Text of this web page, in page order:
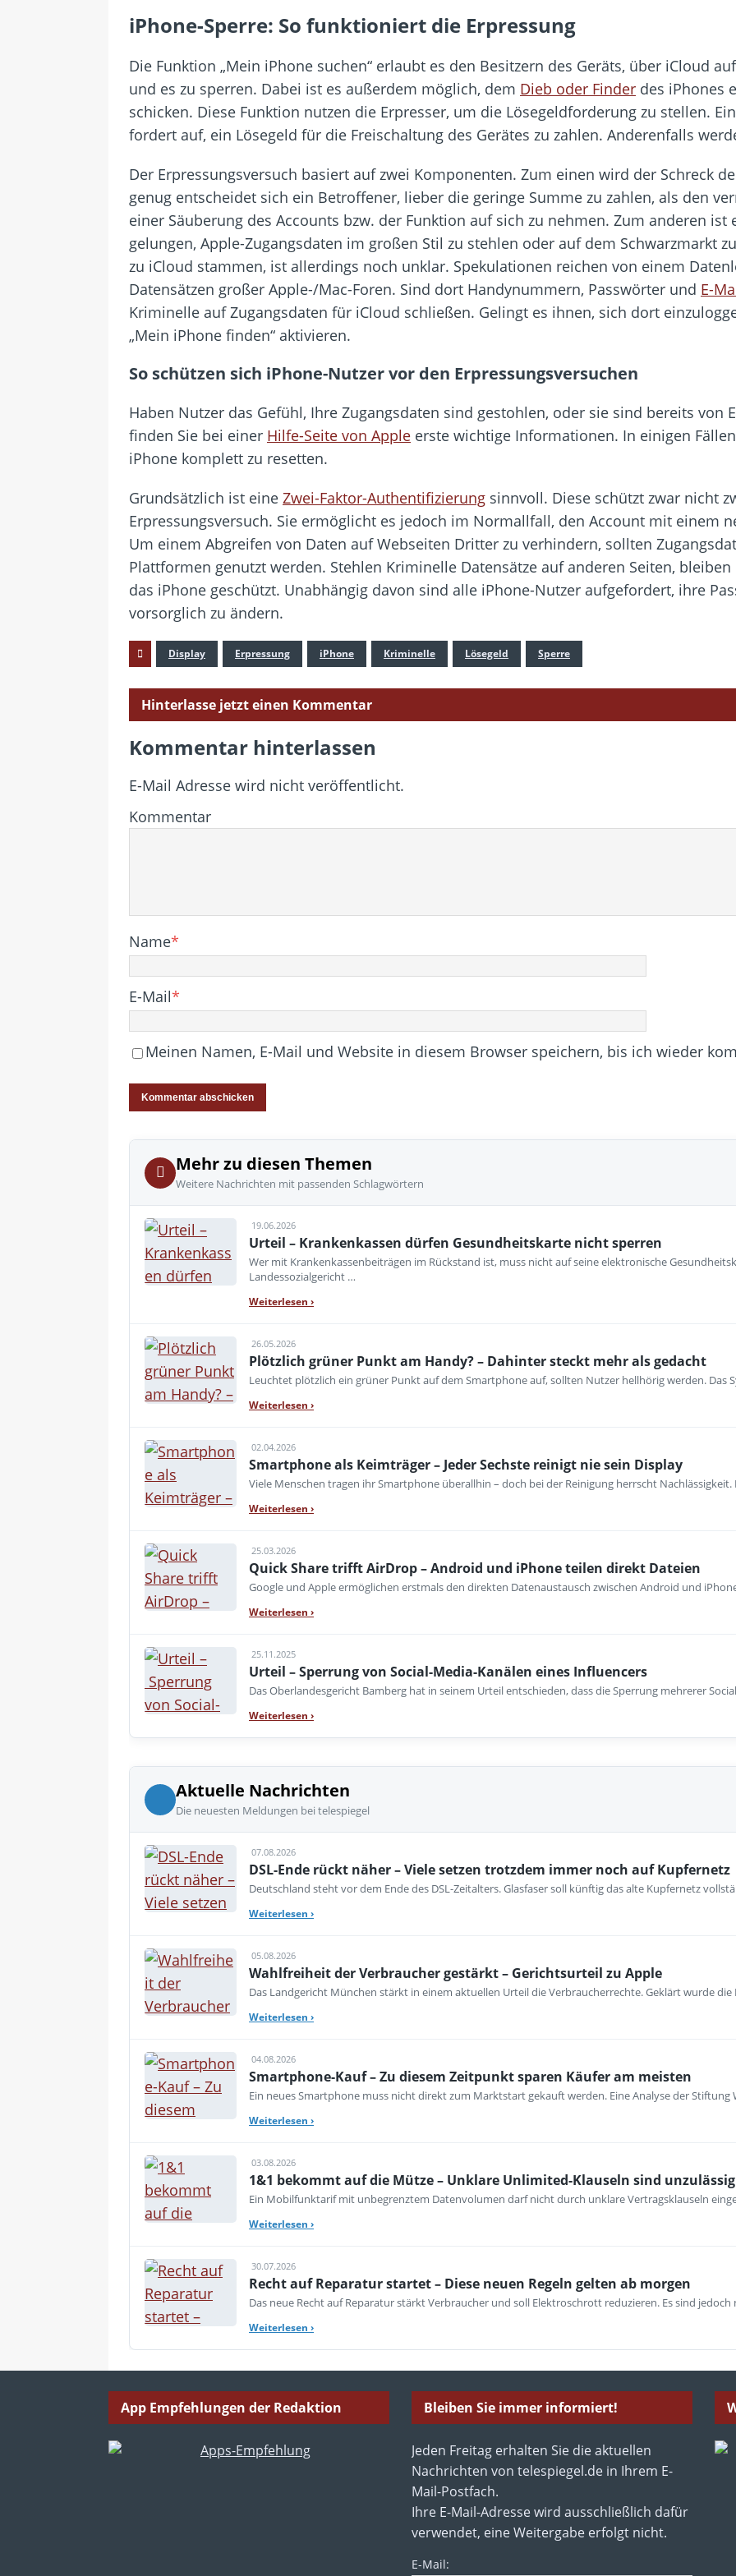
iPhone-Sperre: So funktioniert die Erpressung
Die Funktion „Mein iPhone suchen“ erlaubt es den Besitzern des Geräts, über iCloud
und es zu sperren. Dabei ist es außerdem möglich, dem Dieb oder Finder des iPhones
schicken. Diese Funktion nutzen die Erpresser, um die Lösegeldforderung zu stellen.
fordert auf, ein Lösegeld für die Freischaltung des Gerätes zu zahlen. Anderenfalls
Der Erpressungsversuch basiert auf zwei Komponenten. Zum einen wird der Schreck
genug entscheidet sich ein Betroffener, lieber die geringe Summe zu zahlen, als den
einer Säuberung des Accounts bzw. der Funktion auf sich zu nehmen. Zum anderen
gelungen, Apple-Zugangsdaten im großen Stil zu stehlen oder auf dem Schwarzmarkt
zu iCloud stammen, ist allerdings noch unklar. Spekulationen reichen von einem
Datensätzen großer Apple-/Mac-Foren. Sind dort Handynummern, Passwörter und E-
Kriminelle auf Zugangsdaten für iCloud schließen. Gelingt es ihnen, sich dort
„Mein iPhone finden“ aktivieren.
So schützen sich iPhone-Nutzer vor den Erpressungsversuchen
Haben Nutzer das Gefühl, Ihre Zugangsdaten sind gestohlen, oder sie sind bereits von
finden Sie bei einer Hilfe-Seite von Apple erste wichtige Informationen. In einigen
iPhone komplett zu resetten.
Grundsätzlich ist eine Zwei-Faktor-Authentifizierung sinnvoll. Diese schützt zwar nicht
Erpressungsversuch. Sie ermöglicht es jedoch im Normallfall, den Account mit einem
Um einem Abgreifen von Daten auf Webseiten Dritter zu verhindern, sollten
Plattformen genutzt werden. Stehlen Kriminelle Datensätze auf anderen Seiten,
das iPhone geschützt. Unabhängig davon sind alle iPhone-Nutzer aufgefordert, ihre
vorsorglich zu ändern.
Display Erpressung iPhone Kriminelle Lösegeld Sperre
Hinterlasse jetzt einen Kommentar
Kommentar hinterlassen
E-Mail Adresse wird nicht veröffentlicht.
Kommentar
Name*
E-Mail*
Meinen Namen, E-Mail und Website in diesem Browser speichern, bis ich wieder
Mehr zu diesen Themen
Weitere Nachrichten mit passenden Schlagwörtern
19.06.2026
Urteil – Krankenkassen dürfen Gesundheitskarte nicht sperren
Wer mit Krankenkassenbeiträgen im Rückstand ist, muss nicht auf seine elektronische
Landessozialgericht …
Weiterlesen ›
26.05.2026
Plötzlich grüner Punkt am Handy? – Dahinter steckt mehr als gedacht
Leuchtet plötzlich ein grüner Punkt auf dem Smartphone auf, sollten Nutzer hellhörig werden. Das
Weiterlesen ›
02.04.2026
Smartphone als Keimträger – Jeder Sechste reinigt nie sein Display
Viele Menschen tragen ihr Smartphone überallhin – doch bei der Reinigung herrscht
Weiterlesen ›
25.03.2026
Quick Share trifft AirDrop – Android und iPhone teilen direkt Dateien
Google und Apple ermöglichen erstmals den direkten Datenaustausch zwischen Android und
Weiterlesen ›
25.11.2025
Urteil – Sperrung von Social-Media-Kanälen eines Influencers
Das Oberlandesgericht Bamberg hat in seinem Urteil entschieden, dass die Sperrung mehrerer
Weiterlesen ›
Aktuelle Nachrichten
Die neuesten Meldungen bei telespiegel
07.08.2026
DSL-Ende rückt näher – Viele setzen trotzdem immer noch auf Kupfernetz
Deutschland steht vor dem Ende des DSL-Zeitalters. Glasfaser soll künftig das alte Kupfernetz
Weiterlesen ›
05.08.2026
Wahlfreiheit der Verbraucher gestärkt – Gerichtsurteil zu Apple
Das Landgericht München stärkt in einem aktuellen Urteil die Verbraucherrechte. Geklärt wurde die
Weiterlesen ›
04.08.2026
Smartphone-Kauf – Zu diesem Zeitpunkt sparen Käufer am meisten
Ein neues Smartphone muss nicht direkt zum Marktstart gekauft werden. Eine Analyse der Stiftung
Weiterlesen ›
03.08.2026
1&1 bekommt auf die Mütze – Unklare Unlimited-Klauseln sind unzulässig
Ein Mobilfunktarif mit unbegrenztem Datenvolumen darf nicht durch unklare Vertragsklauseln
Weiterlesen ›
30.07.2026
Recht auf Reparatur startet – Diese neuen Regeln gelten ab morgen
Das neue Recht auf Reparatur stärkt Verbraucher und soll Elektroschrott reduzieren. Es sind jedoch
Weiterlesen ›
App Empfehlungen der Redaktion Bleiben Sie immer informiert!
Jeden Freitag erhalten Sie die aktuellen
Nachrichten von telespiegel.de in Ihrem E-
Mail-Postfach.
Ihre E-Mail-Adresse wird ausschließlich dafür
verwendet, eine Weitergabe erfolgt nicht.
E-Mail: